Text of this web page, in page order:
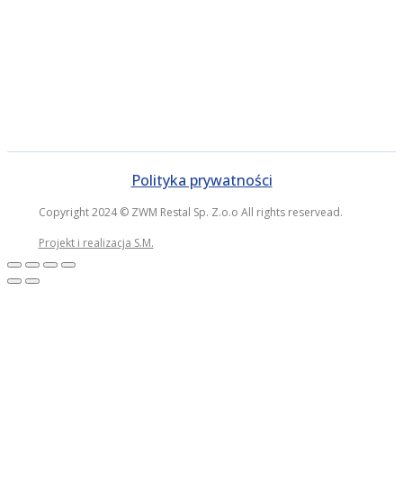
Polityka prywatności
Copyright 2024 © ZWM Restal Sp. Z.o.o All rights reservead.
Projekt i realizacja S.M.